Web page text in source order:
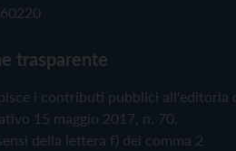
trasparente
i contributi pubblici all'editoria
15 maggio 2017, n. 70.
della lettera f) del comma 2